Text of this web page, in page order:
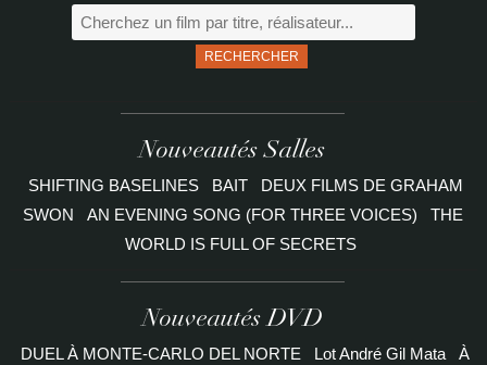
RECHERCHER
Nouveautés Salles
SHIFTING BASELINES BAIT
DEUX FILMS DE GRAHAM
SWON
AN EVENING SONG (FOR THREE VOICES)
THE
WORLD IS FULL OF SECRETS
Nouveautés DVD
DUEL À MONTE-CARLO DEL NORTE Lot André Gil Mata À